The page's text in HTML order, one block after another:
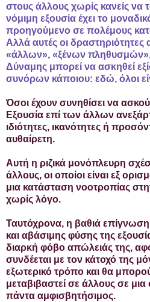
στους άλλους χωρίς κανείς να
νόμιμη εξουσία έχει το
προηγούμενο σε πολέμους
Αλλά αυτές οι δραστηριότητες
«άλλων», «ξένων
Δύναμης μπορεί να ασκηθεί
συνόρων κάποιου: εδώ, όλοι
Όσοι έχουν συνηθίσει να
Εξουσία επί των άλλων
ιδιότητες, ικανότητες ή
αυθαίρετη.
Αυτή η ριζικά μονόπλευρη
άλλους, οι οποίοι είναι εξ
μια κατάσταση νοοτροπίας
χωρίς λόγο.
Ταυτόχρονα, η βαθιά επίγνωση
και αβάσιμης φύσης της
διαρκή φόβο απώλειάς της,
συνδέεται με τον κάτοχό της
εξωτερικό τρόπο και θα
μεταβιβαστεί σε άλλους σε μια
πάντα αμφισβητήσιμος.